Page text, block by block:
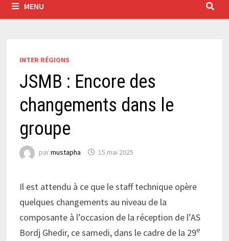
MENU
INTER RÉGIONS
JSMB : Encore des
changements dans le
groupe
parmustapha 15 mai 2025
Il est attendu à ce que le staff technique opère
quelques changements au niveau de la
composante à l’occasion de la réception de l’AS
Bordj Ghedir, ce samedi, dans le cadre de la 29e